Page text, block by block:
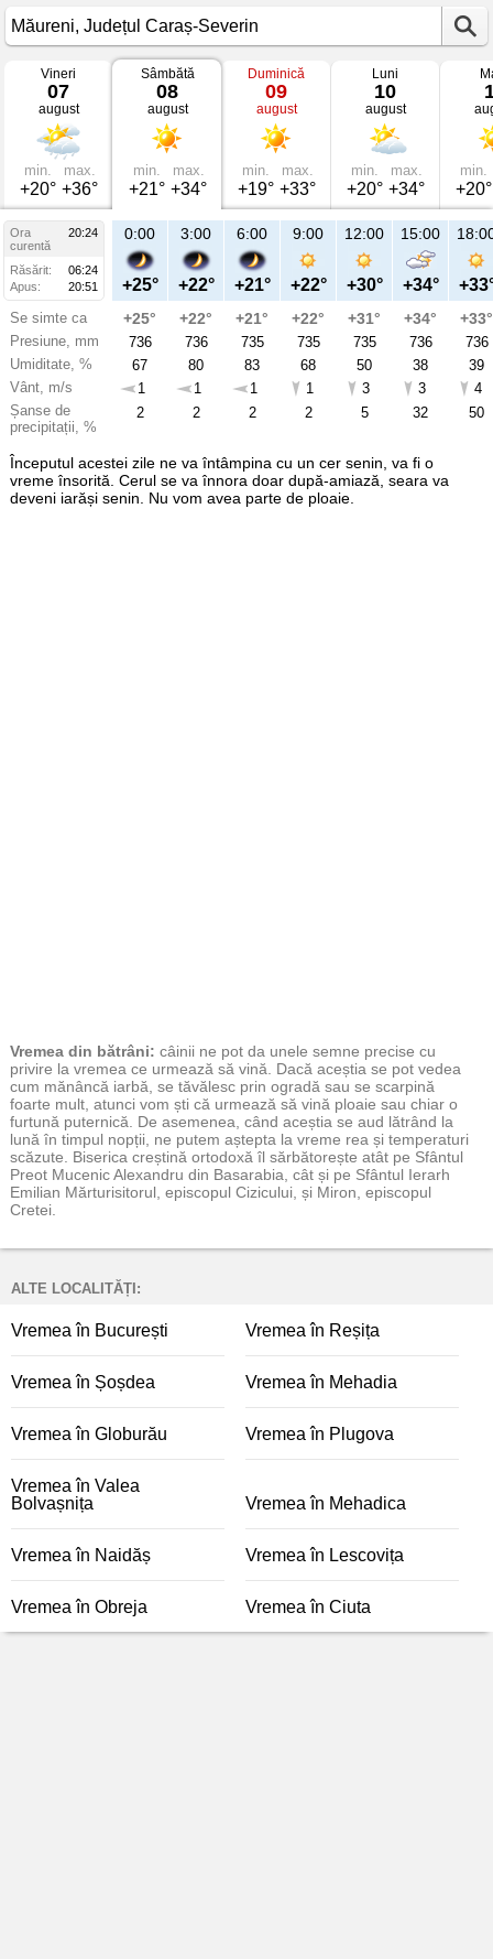
Vremea
Măureni
mâine
Județul
Caraș-
Severin
Vineri
07
august
min.
+20°
max.
+36°
Sâmbătă
08
august
min.
+21°
max.
+34°
Duminică
09
august
min.
+19°
max.
+33°
Luni
10
august
min.
+20°
max.
+34°
min.
+20°
Ora
20:24
curentă
Răsărit:
06:24
Apus:
20:51
Se simte ca
Presiune, mm
Umiditate, %
Vânt, m/s
Șanse de
precipitații, %
23:00
+27°
+27°
736
58
1
22
Sâ
aug
0:00
+25°
+25°
736
67
1
2
3:00
+22°
+22°
736
80
1
2
6:00
+21°
+21°
735
83
1
2
9:00
+22°
+22°
735
68
1
2
12:00
+30°
+31°
735
50
3
5
15:00
+34°
+34°
736
38
3
32
+33°
736
39
4
50
Începutul acestei zile ne va întâmpina cu un cer senin, va fi o
vreme însorită. Cerul se va înnora doar după-amiază, seara va
deveni iarăși senin. Nu vom avea parte de ploaie.
Vremea din bătrâni: câinii ne pot da unele semne precise cu
privire la vremea ce urmează să vină. Dacă aceștia se pot vedea
cum mănâncă iarbă, se tăvălesc prin ogradă sau se scarpină
foarte mult, atunci vom ști că urmează să vină ploaie sau chiar o
furtună puternică. De asemenea, când aceștia se aud lătrând la
lună în timpul nopții, ne putem aștepta la vreme rea și temperaturi
scăzute. Biserica creștină ortodoxă îl sărbătorește atât pe Sfântul
Preot Mucenic Alexandru din Basarabia, cât și pe Sfântul Ierarh
Emilian Mărturisitorul, episcopul Cizicului, și Miron, episcopul
Cretei.
ALTE LOCALITĂȚI:
Vremea în București Vremea în Reșița
Vremea în Șoșdea Vremea în Mehadia
Vremea în Globurău Vremea în Plugova
Vremea în Valea
Bolvașnița
Vremea în Mehadica
Vremea în Naidăș Vremea în Lescovița
Vremea în Obreja Vremea în Ciuta